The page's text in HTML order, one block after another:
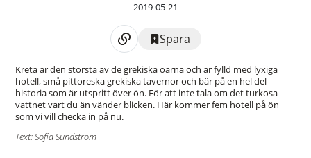
2019-05-21
Spara
Kreta är den största av de grekiska öarna och är fylld med lyxiga
hotell, små pittoreska grekiska tavernor och bär på en hel del
historia som är utspritt över ön. För att inte tala om det turkosa
vattnet vart du än vänder blicken. Här kommer fem hotell på ön
som vi vill checka in på nu.
Text: Sofia Sundström